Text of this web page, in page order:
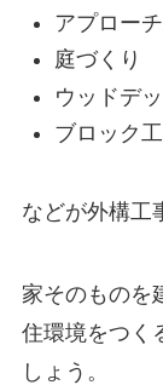
アプロー
庭づくり
ウッドデ
ブロック
などが外構工
家そのものを
住環境をつく
しょう。